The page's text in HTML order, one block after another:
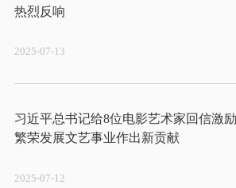
2025-07-13
习近平总书记给8位电影艺术家回信激
繁荣发展文艺事业作出新贡献
2025-07-12